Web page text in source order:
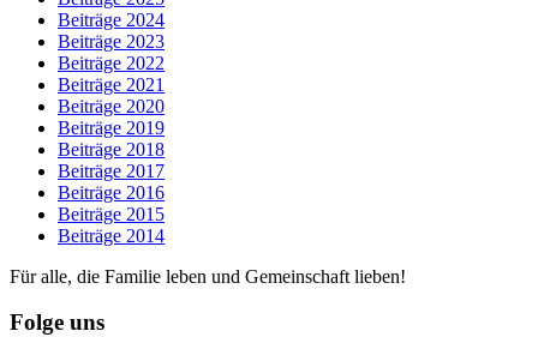
Beiträge 2024
Beiträge 2023
Beiträge 2022
Beiträge 2021
Beiträge 2020
Beiträge 2019
Beiträge 2018
Beiträge 2017
Beiträge 2016
Beiträge 2015
Beiträge 2014
Für alle, die Familie leben und Gemeinschaft lieben!
Folge uns